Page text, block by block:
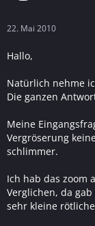
22. Mai 2010
Hallo,
Natürlich nehme
Die ganzen
Meine
Vergröserung
schlimmer.
Ich hab das zoom
Verglichen, da
sehr kleine